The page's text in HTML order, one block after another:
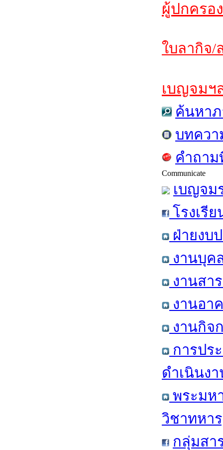
ผู้ปกครอ
ใบลากิจ/
เบญจมฯ
ค้นหาภ
บทควา
คำถา
Communicate
เบญจม
โรงเรี
ฝ่ายงบ
งานบุค
งานสา
งานอา
งานกิจ
การปร
ดำเนินง
พระมห
วิชาทหา
กลุ่มสา